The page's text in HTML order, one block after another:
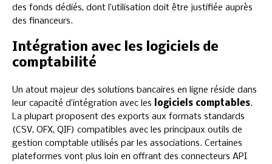
des fonds dédiés, dont l’utilisation doit être justifiée auprès
des financeurs.
Intégration avec les logiciels de
comptabilité
Un atout majeur des solutions bancaires en ligne réside dans
leur capacité d’intégration avec les
logiciels comptables.
La plupart proposent des exports aux formats standards
(CSV, OFX, QIF) compatibles avec les principaux outils de
gestion comptable utilisés par les associations. Certaines
plateformes vont plus loin en offrant des connecteurs API